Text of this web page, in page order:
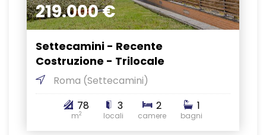
219.000 €
Settecamini - Recente
Costruzione - Trilocale
Roma (Settecamini)
78
m2
3
locali
2
camere
1
bagni